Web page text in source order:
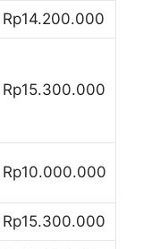
Rp14.200.000
Rp15.300.000
Rp10.000.000
Rp15.300.000